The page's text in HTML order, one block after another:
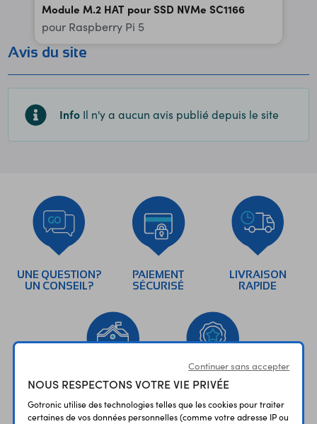
Module M.2 HAT pour SSD NVMe SC1166
pour Raspberry Pi 5
Avis du site
Info Il n'y a aucun avis publié depuis le site
UNE QUESTION?
UN CONSEIL?
PAIEMENT
SÉCURISÉ
LIVRAISON
RAPIDE
ÉTABLISSEMENTS
SCOLAIRES
PLUS 30 ANS
D’EXPERIENCE
Continuer sans accepter
NOUS RESPECTONS VOTRE VIE PRIVÉE
Gotronic utilise des technologies telles que les cookies pour traiter
certaines de vos données personnelles (comme votre adresse IP ou